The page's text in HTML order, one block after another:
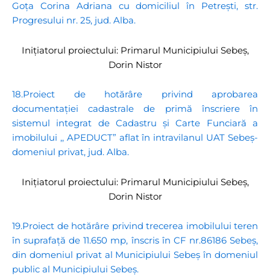
Goța Corina Adriana cu domiciliul în Petrești, str.
Progresului nr. 25, jud. Alba.
Inițiatorul proiectului: Primarul Municipiului Sebeș,
Dorin Nistor
18.Proiect de hotărâre privind aprobarea
documentației cadastrale de primă înscriere în
sistemul integrat de Cadastru și Carte Funciară a
imobilului ,, APEDUCT” aflat în intravilanul UAT Sebeș-
domeniul privat, jud. Alba.
Inițiatorul proiectului: Primarul Municipiului Sebeș,
Dorin Nistor
19.Proiect de hotărâre privind trecerea imobilului teren
în suprafață de 11.650 mp, înscris în CF nr.86186 Sebeș,
din domeniul privat al Municipiului Sebeș în domeniul
public al Municipiului Sebeș.